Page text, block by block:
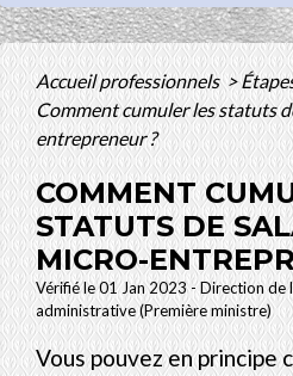
Accueil professionnels>
Comment cumuler les statuts
entrepreneur ?
COMMENT
STATUTS DE
MICRO-
Vérifié le 01 Jan 2023 - Direction de
administrative (Première ministre)
Vous pouvez en